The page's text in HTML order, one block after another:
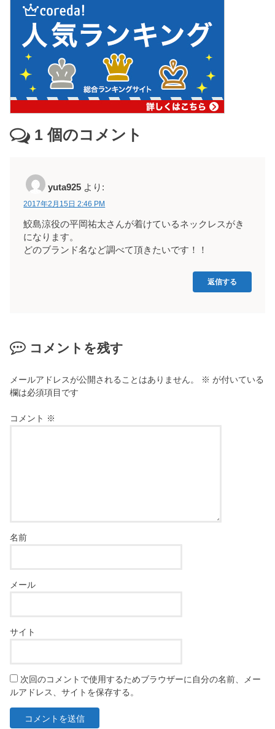
1 個のコメント
yuta925 より:
2017年2月15日 2:46 PM
鮫島涼役の平岡祐太さんが着けているネックレスがき
になります。
どのブランド名など調べて頂きたいです！！
返信する
コメントを残す
メールアドレスが公開されることはありません。 ※ が付いている
欄は必須項目です
コメント ※
名前
メール
サイト
次回のコメントで使用するためブラウザーに自分の名前、メー
ルアドレス、サイトを保存する。